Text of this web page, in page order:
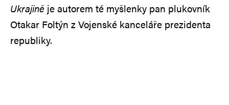
Ukrajině je autorem té myšlenky pan plukovník
Otakar Foltýn z Vojenské kanceláře prezidenta
republiky.